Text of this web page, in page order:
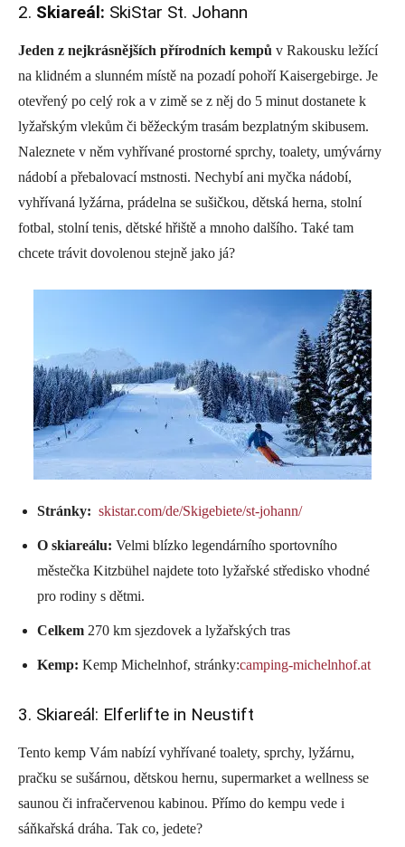
2. Skiareál: SkiStar St. Johann
Jeden z nejkrásnějších přírodních kempů v Rakousku ležící
na klidném a slunném místě na pozadí pohoří Kaisergebirge. Je
otevřený po celý rok a v zimě se z něj do 5 minut dostanete k
lyžařským vlekům či běžeckým trasám bezplatným skibusem.
Naleznete v něm vyhřívané prostorné sprchy, toalety, umývárny
nádobí a přebalovací mstnosti. Nechybí ani myčka nádobí,
vyhřívaná lyžárna, prádelna se sušičkou, dětská herna, stolní
fotbal, stolní tenis, dětské hřiště a mnoho dalšího. Také tam
chcete trávit dovolenou stejně jako já?
Stránky: skistar.com/de/Skigebiete/st-johann/
O skiareálu: Velmi blízko legendárního sportovního
městečka Kitzbühel najdete toto lyžařské středisko vhodné
pro rodiny s dětmi.
Celkem 270 km sjezdovek a lyžařských tras
Kemp: Kemp Michelnhof, stránky:camping-michelnhof.at
3. Skiareál: Elferlifte in Neustift
Tento kemp Vám nabízí vyhřívané toalety, sprchy, lyžárnu,
pračku se sušárnou, dětskou hernu, supermarket a wellness se
saunou či infračervenou kabinou. Přímo do kempu vede i
sáňkařská dráha. Tak co, jedete?